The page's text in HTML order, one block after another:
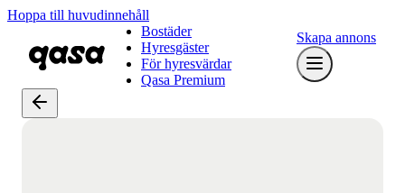
Hoppa till huvudinnehåll
Bostäder
Hyresgäster
För hyresvärdar
Qasa Premium
Skapa annons